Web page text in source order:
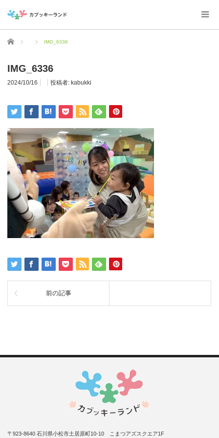
ホーム IMG_6336
IMG_6336
2024/10/16 投稿者: kabukki
前の記事
〒923-8640 石川県小松市土居原町10-10 こまつアズスクエア1F